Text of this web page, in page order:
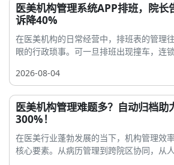
医美机构管理系统APP排班，院长
诉降40%
在医美机构的日常经营中，排班表的管理
眼的行政琐事。可一旦排班出现撞车，连
2026-08-04
医美机构管理难题多？自动归档助
300%！
在医美行业蓬勃发展的当下，机构管理效
核心要素。从病历管理到跨院区协同，从